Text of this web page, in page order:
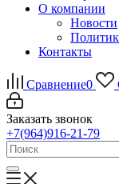
О компании
Новости
Контакты
Сравнение0
Заказать звонок
+7(964)916-21-79